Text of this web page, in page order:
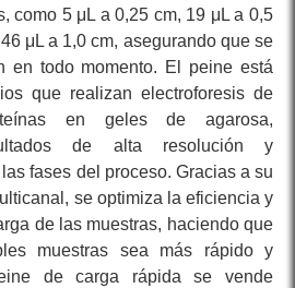
como 5 μL a 0,25 cm, 19 μL a 0,5
μL a 1,0 cm, asegurando que se
en todo momento. El peine está
que realizan electroforesis de
en geles de agarosa,
de alta resolución y
fases del proceso. Gracias a su
se optimiza la eficiencia y
de las muestras, haciendo que
muestras sea más rápido y
de carga rápida se vende